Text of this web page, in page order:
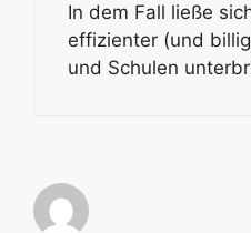
In dem Fall ließe
effizienter (und
und Schulen